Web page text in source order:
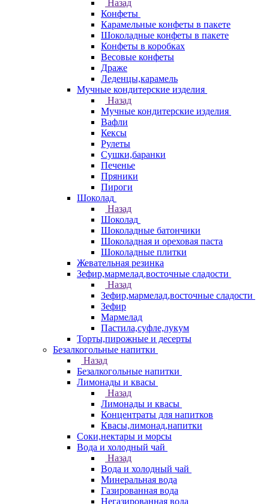
Назад
Конфеты
Карамельные конфеты в пакете
Шоколадные конфеты в пакете
Конфеты в коробках
Весовые конфеты
Драже
Леденцы,карамель
Мучные кондитерские изделия
Назад
Мучные кондитерские изделия
Вафли
Кексы
Рулеты
Сушки,баранки
Печенье
Пряники
Пироги
Шоколад
Назад
Шоколад
Шоколадные батончики
Шоколадная и ореховая паста
Шоколадные плитки
Жевательная резинка
Зефир,мармелад,восточные сладости
Назад
Зефир,мармелад,восточные сладости
Зефир
Мармелад
Пастила,суфле,лукум
Торты,пирожные и десерты
Безалкогольные напитки
Назад
Безалкогольные напитки
Лимонады и квасы
Назад
Лимонады и квасы
Концентраты для напитков
Квасы,лимонад,напитки
Соки,нектары и морсы
Вода и холодный чай
Назад
Вода и холодный чай
Минеральная вода
Газированная вода
Негазированная вода